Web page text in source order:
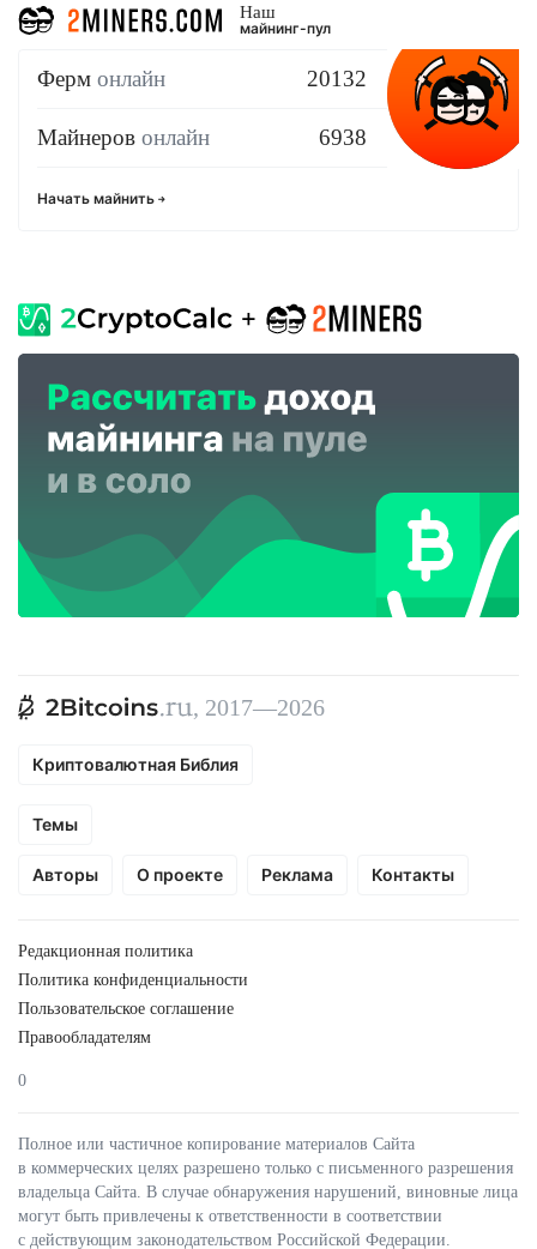
Наш
майнинг-пул
Ферм онлайн 20132
Майнеров онлайн 6938
Начать майнить
, 2017—2026
Криптовалютная Библия
Темы
Авторы О проекте Реклама Контакты
Редакционная политика
Политика конфиденциальности
Пользовательское соглашение
Правообладателям
0
Полное или частичное копирование материалов Сайта
в коммерческих целях разрешено только с письменного разрешения
владельца Сайта. В случае обнаружения нарушений, виновные лица
могут быть привлечены к ответственности в соответствии
с действующим законодательством Российской Федерации.